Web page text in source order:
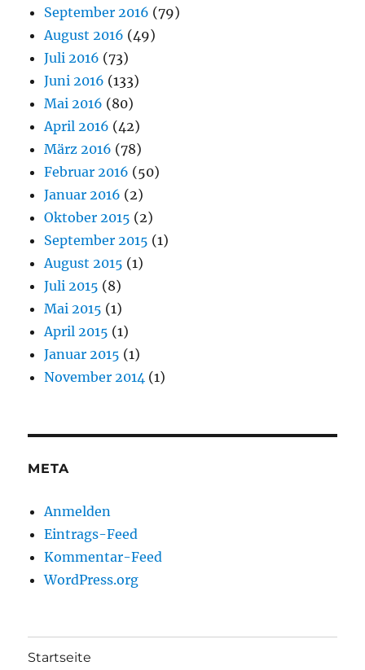
September 2016 (79)
August 2016 (49)
Juli 2016 (73)
Juni 2016 (133)
Mai 2016 (80)
April 2016 (42)
März 2016 (78)
Februar 2016 (50)
Januar 2016 (2)
Oktober 2015 (2)
September 2015 (1)
August 2015 (1)
Juli 2015 (8)
Mai 2015 (1)
April 2015 (1)
Januar 2015 (1)
November 2014 (1)
META
Anmelden
Eintrags-Feed
Kommentar-Feed
WordPress.org
Startseite